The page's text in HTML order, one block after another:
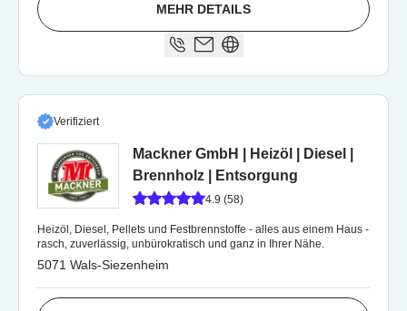
MEHR DETAILS
Verifiziert
Mackner GmbH | Heizöl | Diesel |
Brennholz | Entsorgung
4.9 (58)
Heizöl, Diesel, Pellets und Festbrennstoffe - alles aus einem Haus -
rasch, zuverlässig, unbürokratisch und ganz in Ihrer Nähe.
5071 Wals-Siezenheim